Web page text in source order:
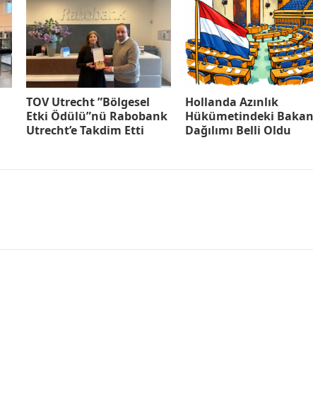
TOV Utrecht ”Bölgesel
Etki Ödülü”nü Rabobank
Utrecht’e Takdim Etti
Hollanda Azınlık
Hükümetindeki
Dağılımı Belli Oldu